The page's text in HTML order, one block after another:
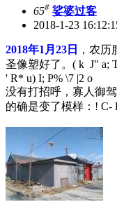
65# 娑婆过客
2018-1-23
2018年1月23日
，农
圣像塑好了。 ( k J" a;
' R* u) I; P% \7 |2 o
没有打招呼，寡人御
的确是变了模样： ! C-